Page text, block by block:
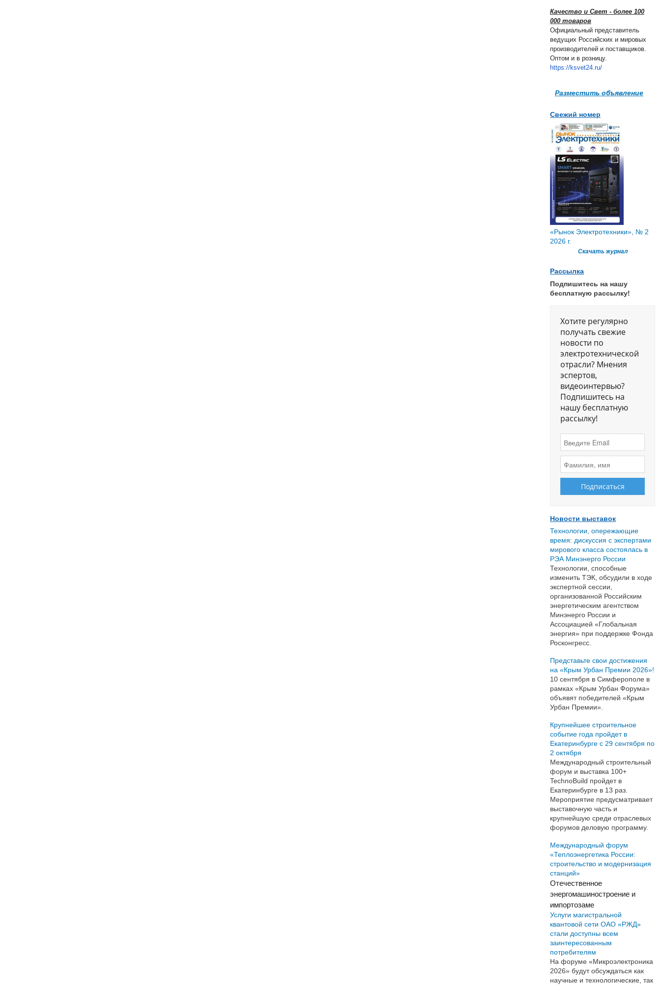
Качество и Свет - более 100
000 товаров
Официальный представитель
ведущих Российских и мировых
производителей и поставщиков.
Оптом и в розницу.
https://ksvet24.ru/
Разместить объявление
Свежий номер
«Рынок Электротехники», № 2
2026 г.
Скачать журнал
Рассылка
Подпишитесь на нашу
бесплатную рассылку!
Хотите регулярно
получать свежие
новости по
электротехнической
отрасли? Мнения
эспертов,
видеоинтервью?
Подпишитесь на
нашу бесплатную
рассылку!
Новости выставок
Технологии, опережающие
время: дискуссия с экспертами
мирового класса состоялась в
РЭА Минэнерго России
Технологии, способные
изменить ТЭК, обсудили в ходе
экспертной сессии,
организованной Российским
энергетическим агентством
Минэнерго России и
Ассоциацией «Глобальная
энергия» при поддержке Фонда
Росконгресс.
Представьте свои достижения
на «Крым Урбан Премии 2026»!
10 сентября в Симферополе в
рамках «Крым Урбан Форума»
объявят победителей «Крым
Урбан Премии».
Крупнейшее строительное
событие года пройдет в
Екатеринбурге с 29 сентября по
2 октября
Международный строительный
форум и выставка 100+
TechnoBuild пройдет в
Екатеринбурге в 13 раз.
Мероприятие предусматривает
выставочную часть и
крупнейшую среди отраслевых
форумов деловую программу.
Международный форум
«Теплоэнергетика России:
строительство и модернизация
станций»
Отечественное
энергомашиностроение и
импортозаме
Услуги магистральной
квантовой сети ОАО «РЖД»
стали доступны всем
заинтересованным
потребителям
На форуме «Микроэлектроника
2026» будут обсуждаться как
научные и технологические, так